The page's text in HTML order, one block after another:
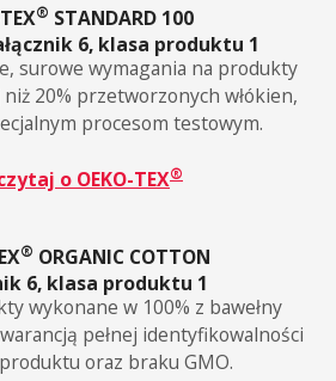
® STANDARD 100
6, klasa produktu 1
surowe wymagania na produkty
20% przetworzonych włókien,
procesom testowym.
o OEKO-TEX®
® ORGANIC COTTON
6, klasa produktu 1
wykonane w 100% z bawełny
pełnej identyfikowalności
oraz braku GMO.